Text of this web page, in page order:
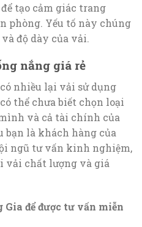
tạo cảm giác trang
phòng. Yếu tố này chúng
độ dày của vải.
nắng giá rẻ
nhiều lại vải sử dụng
thể chưa biết chọn loại
và cả tài chính của
bạn là khách hàng của
ngũ tư vấn kinh nghiệm,
vải chất lượng và giá
để được tư vấn miễn